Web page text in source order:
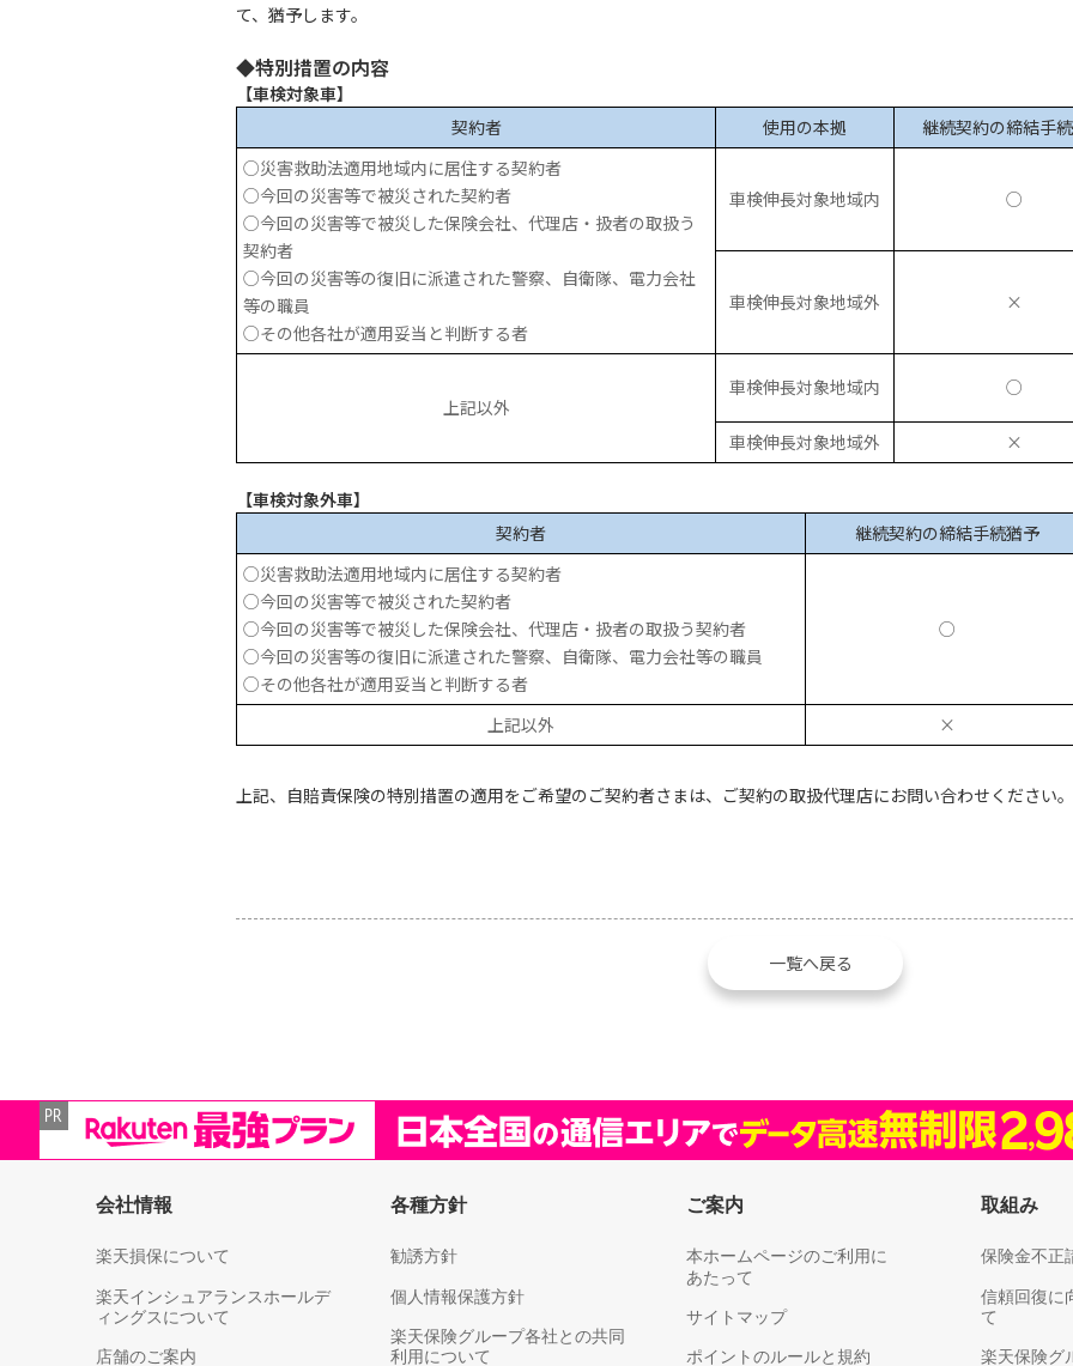
て、猶予します。
◆特別措置の内容
【車検対象車】
契約者
使用の本拠
継続契約の締結手
○災害救助法適用地域内に居住する契約者
○今回の災害等で被災された契約者
○今回の災害等で被災した保険会社、代理店・扱者の取扱う
契約者
○今回の災害等の復旧に派遣された警察、自衛隊、電力会社
等の職員
○その他各社が適用妥当と判断する者
車検伸長対象地域内 ○
車検伸長対象地域外 ×
上記以外
車検伸長対象地域内 ○
車検伸長対象地域外 ×
【車検対象外車】
契約者
継続契約の締結手続猶予
○災害救助法適用地域内に居住する契約者
○今回の災害等で被災された契約者
○今回の災害等で被災した保険会社、代理店・扱者の取扱う契約者
○今回の災害等の復旧に派遣された警察、自衛隊、電力会社等の職員
○その他各社が適用妥当と判断する者
○
上記以外 ×
上記、自賠責保険の特別措置の適用をご希望のご契約者さまは、ご契約の取扱代理店にお問い合わせください。
一覧へ戻る
会社情報
楽天損保について
楽天インシュアランスホールデ
ィングスについて
店舗のご案内
各種方針
勧誘方針
個人情報保護方針
楽天保険グループ各社との共同
利用について
ご案内
本ホームページのご利用に
あたって
サイトマップ
ポイントのルールと規約
取組み
保険金不正
信頼回復に
て
楽天保険グ